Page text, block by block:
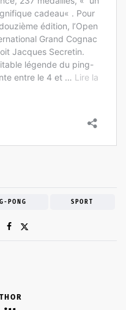
PONG SPORT